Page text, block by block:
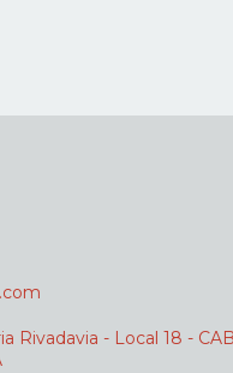
Rivadavia - Local 18 -